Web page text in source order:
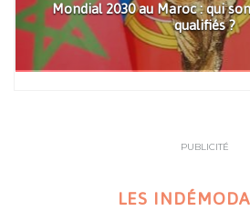
Mondial 2030 au Maroc : qui
qualifiés ?
PUBLICITÉ
LES